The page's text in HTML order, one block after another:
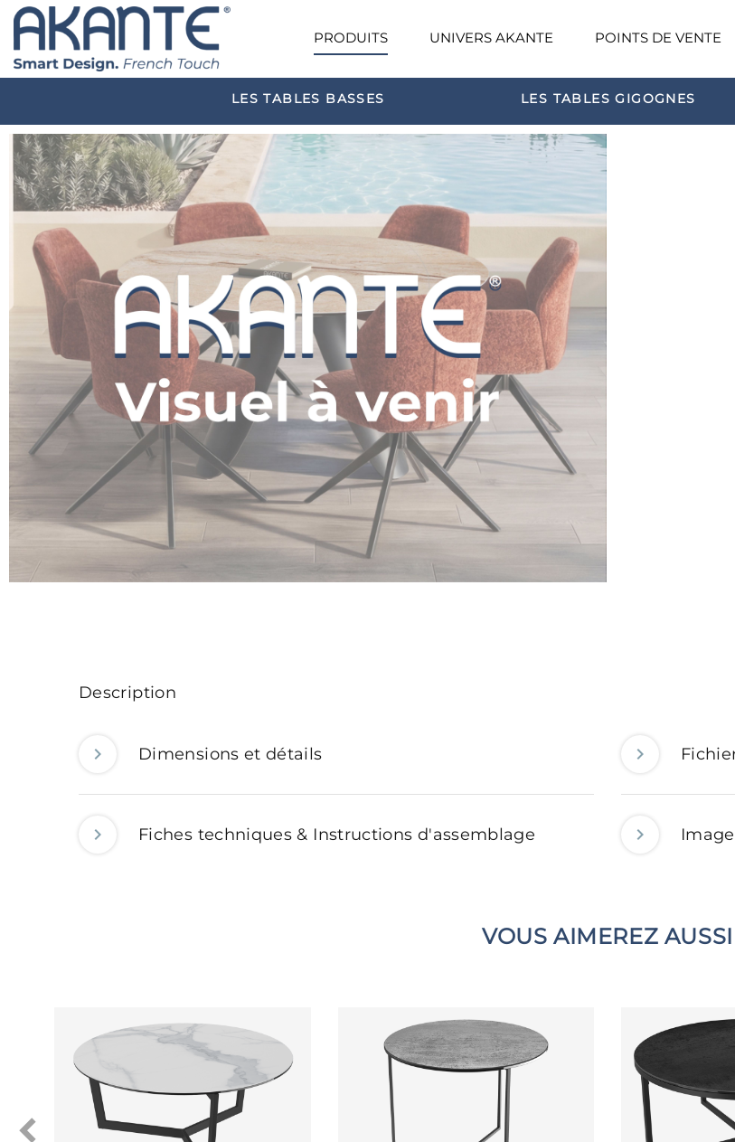
PRODUITS UNIVERS AKANTE POINTS DE VENTE
LES TABLES BASSES LES TABLES GIGOGNES
Description
Dimensions et détails
Fiches techniques & Instructions d'assemblage
VOUS AIMEREZ AUSSI